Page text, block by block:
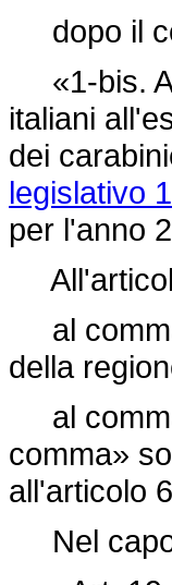
dopo il
«1-bis. Al
italiani
dei
legislativo
per l'anno
al
della
al
comma»
all'articolo
Nel capo